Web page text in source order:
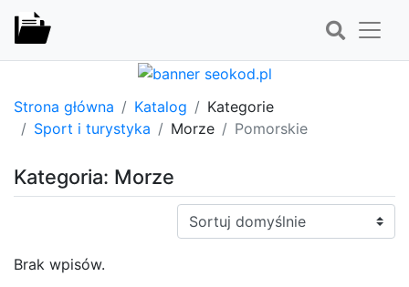
Strona główna Katalog
Kategorie
Sport i turystyka
Morze Pomorskie
Kategoria: Morze
Sortuj:
Brak wpisów.